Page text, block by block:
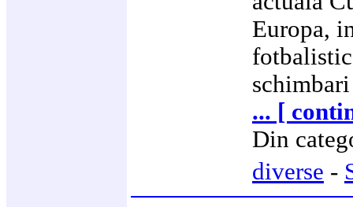
Europa,
schimbari
... [
Din
diverse -